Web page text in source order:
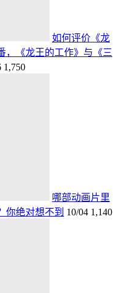
如何评价《龙
，《龙王的工作》与《三
1,750
哪部动画片里
你绝对想不到 10/04 1,140